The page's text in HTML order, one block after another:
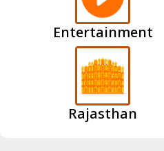
Entertainment
Rajasthan